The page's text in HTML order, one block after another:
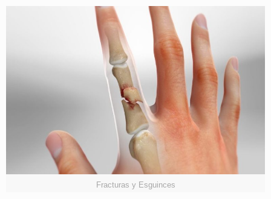
Fracturas y Esguinces